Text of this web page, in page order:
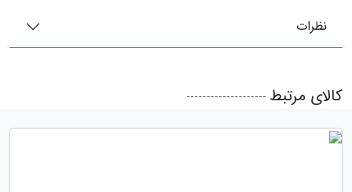
نظرات
کالای مرتبط